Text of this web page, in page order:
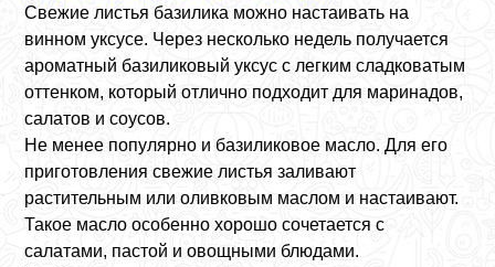
Свежие листья базилика можно настаивать на
винном уксусе. Через несколько недель получается
ароматный базиликовый уксус с легким сладковатым
оттенком, который отлично подходит для маринадов,
салатов и соусов.
Не менее популярно и базиликовое масло. Для его
приготовления свежие листья заливают
растительным или оливковым маслом и настаивают.
Такое масло особенно хорошо сочетается с
салатами, пастой и овощными блюдами.